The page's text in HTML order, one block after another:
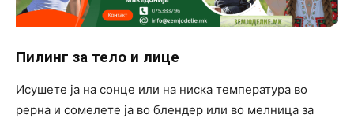
Пилинг за тело и лице
Исушете ја на сонце или на ниска температура во
рерна и сомелете ја во блендер или во мелница за